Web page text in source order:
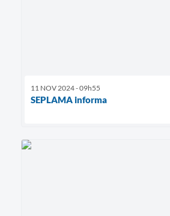
11 NOV 2024 - 09h55
SEPLAMA informa